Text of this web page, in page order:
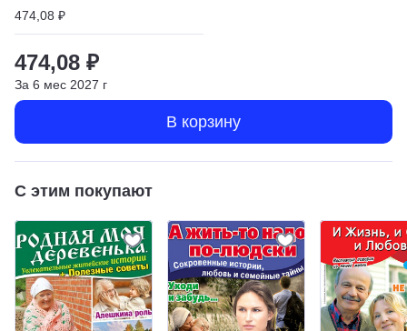
474,08 ₽
474,08 ₽
За 6 мес 2027 г
В корзину
С этим покупают